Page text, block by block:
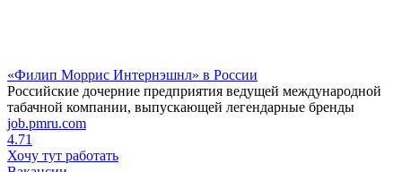
«Филип Моррис Интернэшнл» в России
Российские дочерние предприятия ведущей международной
табачной компании, выпускающей легендарные бренды
job.pmru.com
4.71
Хочу тут работать